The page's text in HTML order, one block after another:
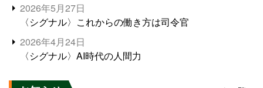
2026年5月27日
〈シグナル〉これからの働き方は司令官
2026年4月24日
〈シグナル〉AI時代の人間力